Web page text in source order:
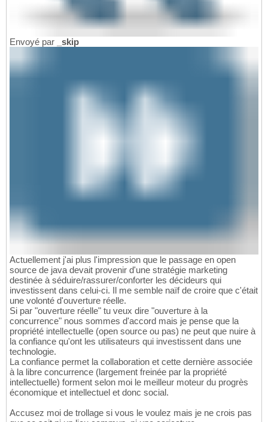
Envoyé par _skip
Actuellement j'ai plus l'impression que le passage en open
source de java devait provenir d'une stratégie marketing
destinée à séduire/rassurer/conforter les décideurs qui
investissent dans celui-ci. Il me semble naïf de croire que c'était
une volonté d'ouverture réelle.
Si par "ouverture réelle" tu veux dire "ouverture à la
concurrence" nous sommes d'accord mais je pense que la
propriété intellectuelle (open source ou pas) ne peut que nuire à
la confiance qu'ont les utilisateurs qui investissent dans une
technologie.
La confiance permet la collaboration et cette dernière associée
à la libre concurrence (largement freinée par la propriété
intellectuelle) forment selon moi le meilleur moteur du progrès
économique et intellectuel et donc social.
Accusez moi de trollage si vous le voulez mais je ne crois pas